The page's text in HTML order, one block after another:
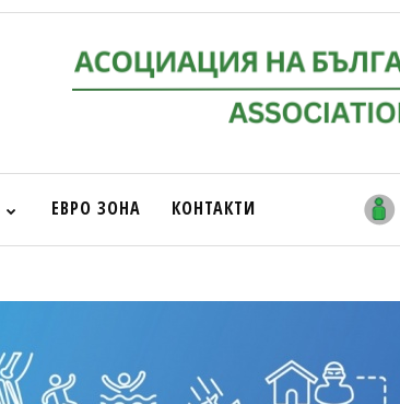
ЕВРО ЗОНА КОНТАКТИ